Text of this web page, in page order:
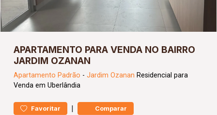
APARTAMENTO PARA VENDA NO BAIRRO
JARDIM OZANAN
Apartamento Padrão - Jardim Ozanan Residencial para
Venda em Uberlândia
Favoritar | Comparar